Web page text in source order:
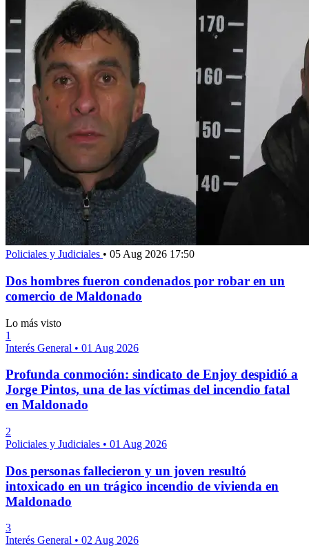
Policiales y Judiciales • 05 Aug 2026 17:50
Dos hombres fueron condenados por robar en un
comercio de Maldonado
Lo más visto
1
Interés General • 01 Aug 2026
Profunda conmoción: sindicato de Enjoy despidió a
Jorge Pintos, una de las víctimas del incendio fatal
en Maldonado
2
Policiales y Judiciales • 01 Aug 2026
Dos personas fallecieron y un joven resultó
intoxicado en un trágico incendio de vivienda en
Maldonado
3
Interés General • 02 Aug 2026